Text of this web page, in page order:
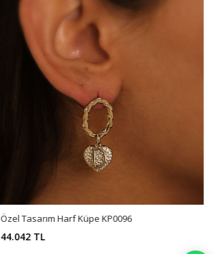
Özel Tasarım Harf Küpe KP0096
44.042 TL